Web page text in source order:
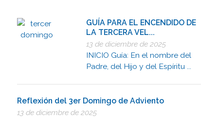
GUÍA PARA EL ENCENDIDO DE
LA TERCERA VEL...
13 de diciembre de 2025
INICIO Guía: En el nombre del
Padre, del Hijo y del Espíritu ...
Reflexión del 3er Domingo de Adviento
13 de diciembre de 2025